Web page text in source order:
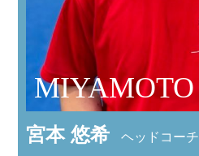
MIYAMOTO
宮本 悠希 ヘッドコーチ